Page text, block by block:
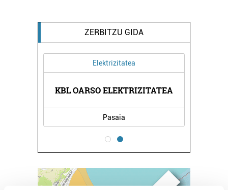
ZERBITZU GIDA
Elektrizitatea
KBL OARSO ELEKTRIZITATEA
Pasaia